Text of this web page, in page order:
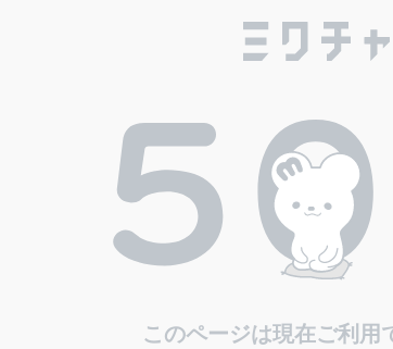
このページは現在ご利用